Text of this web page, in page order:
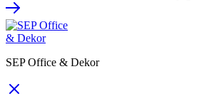
SEP Office & Dekor